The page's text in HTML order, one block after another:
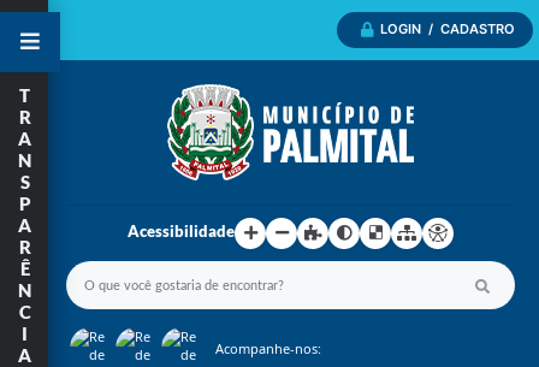
LOGIN / CADASTRO
Acessibilidade
Acompanhe-nos:
T
R
A
N
S
P
A
R
Ê
N
C
I
A